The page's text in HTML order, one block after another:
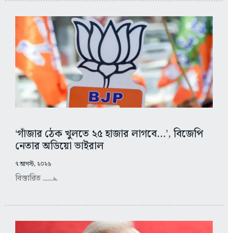
‘গাঁজার ঠেক খুলতে ২৫ হাজার লাগবে...’, বিজেপি
নেতার অডিয়ো ভাইরাল
৭ আগস্ট, ২০২৬
বিস্তারিত